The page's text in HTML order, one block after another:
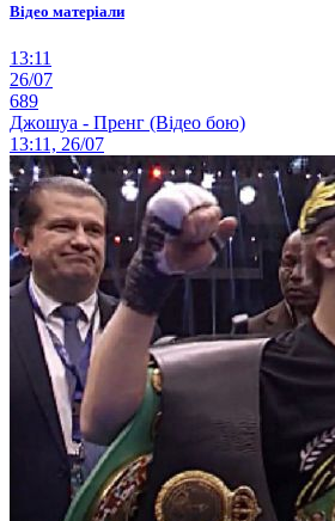
Відео матеріали
13:11
26/07
689
Джошуа - Пренг (Відео бою)
13:11, 26/07